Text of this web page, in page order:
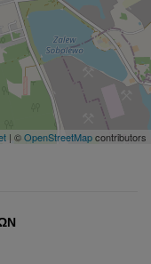
| ©OpenStreetMapcontributors